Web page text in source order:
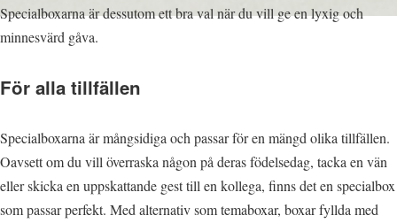
Specialboxarna är dessutom ett bra val när du vill ge en lyxig och
minnesvärd gåva.
För alla tillfällen
Specialboxarna är mångsidiga och passar för en mängd olika tillfällen.
Oavsett om du vill överraska någon på deras födelsedag, tacka en vän
eller skicka en uppskattande gest till en kollega, finns det en specialbox
som passar perfekt. Med alternativ som temaboxar, boxar fyllda med